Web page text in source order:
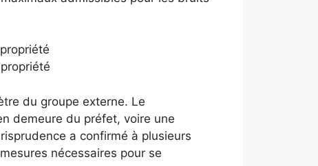
du groupe externe. Le
demeure du préfet, voire une
a confirmé à plusieurs
nécessaires pour se